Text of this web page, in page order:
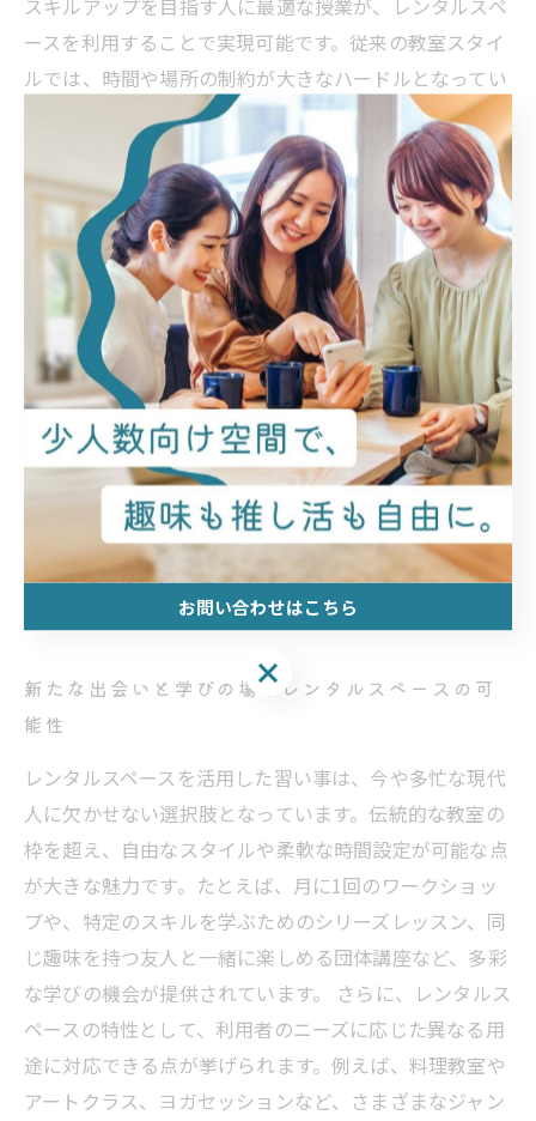
スキルアップを目指す人に最適な授業が、レンタルスペ
ースを利用することで実現可能です。従来の教室スタイ
ルでは、時間や場所の制約が大きなハードルとなってい
ました。しかし、レンタルスペースを使うことで、参加
者は自身の都合に合わせた時間や場所で学ぶことができ
ます。このような柔軟性により、特定のスキルを集中的
に学ぶためのシリーズレッスンも開催しやすくなりま
す。 例えば、料理教室やアートワークショップ、ダンス
レッスンなど、参加者が集まるのに適した環境を提供す
ることができます。また、定期的に開催することで、参
加者同士のコミュニティも形成され、より深い学びと交
流が生まれます。たった月に一度のワークショップで
も、継続することでスキルアップが実現するのです。 こ
のように、新しい学びの形としてのレンタルスペース
が、多忙な現代人にとっての理想の習い事を提供してい
ます。ぜひ、自分に合ったテーマやレッスンを見つけ
て、スキルを磨いてみてはいかがでしょうか。
新たな出会いと学びの場！レンタルスペースの可
能性
レンタルスペースを活用した習い事は、今や多忙な現代
人に欠かせない選択肢となっています。伝統的な教室の
枠を超え、自由なスタイルや柔軟な時間設定が可能な点
が大きな魅力です。たとえば、月に1回のワークショッ
プや、特定のスキルを学ぶためのシリーズレッスン、同
じ趣味を持つ友人と一緒に楽しめる団体講座など、多彩
な学びの機会が提供されています。 さらに、レンタルス
ペースの特性として、利用者のニーズに応じた異なる用
途に対応できる点が挙げられます。例えば、料理教室や
アートクラス、ヨガセッションなど、さまざまなジャン
お問い合わせはこちら
お問い合わせはこちら